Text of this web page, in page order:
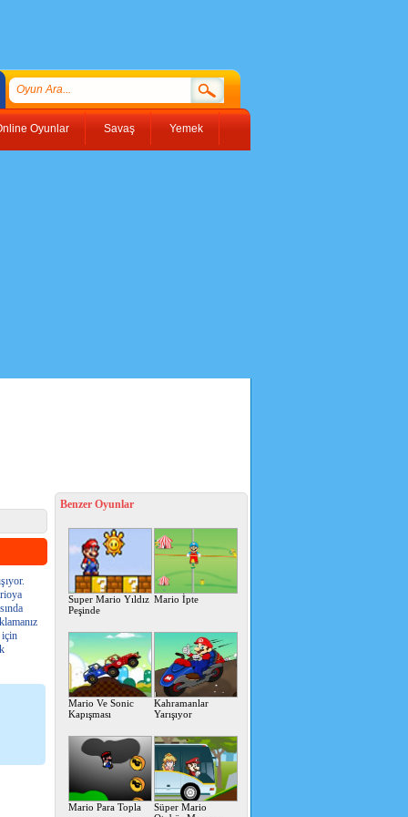
Oyunlar Savaş Yemek
için
Benzer Oyunlar
Super Mario Yıldız
Peşinde
Mario İpte
Mario Ve Sonic
Kapışması
Kahramanlar
Yarışıyor
Mario Para Topla
Süper Mario